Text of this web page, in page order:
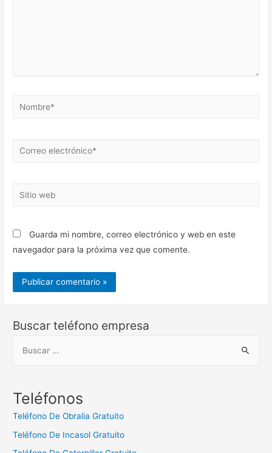
Nombre*
Correo
Sitio
Guarda mi nombre, correo electrónico y web en este
navegador para la próxima vez que comente.
Buscar teléfono empresa
c
:
Teléfonos
Teléfono De Obralia Gratuito
Teléfono De Incasol Gratuito